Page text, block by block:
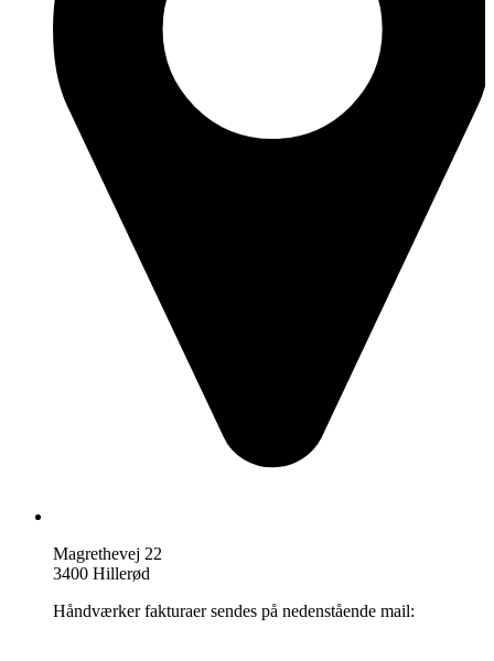
Magrethevej 22
3400 Hillerød
Håndværker fakturaer sendes på nedenstående mail: